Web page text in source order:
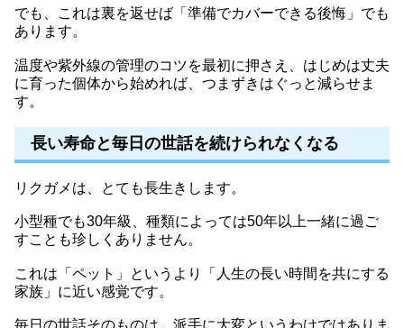
でも、これは裏を返せば「準備でカバーできる後悔」でも
あります。
温度や紫外線の管理のコツを最初に押さえ、はじめは丈夫
に育った個体から始めれば、つまずきはぐっと減らせま
す。
長い寿命と毎日の世話を続けられなくなる
リクガメは、とても長生きします。
小型種でも30年級、種類によっては50年以上一緒に過ご
すことも珍しくありません。
これは「ペット」というより「人生の長い時間を共にする
家族」に近い感覚です。